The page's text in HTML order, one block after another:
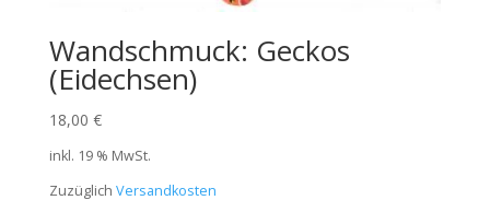
Wandschmuck: Geckos
(Eidechsen)
18,00 €
inkl. 19 % MwSt.
Zuzüglich Versandkosten